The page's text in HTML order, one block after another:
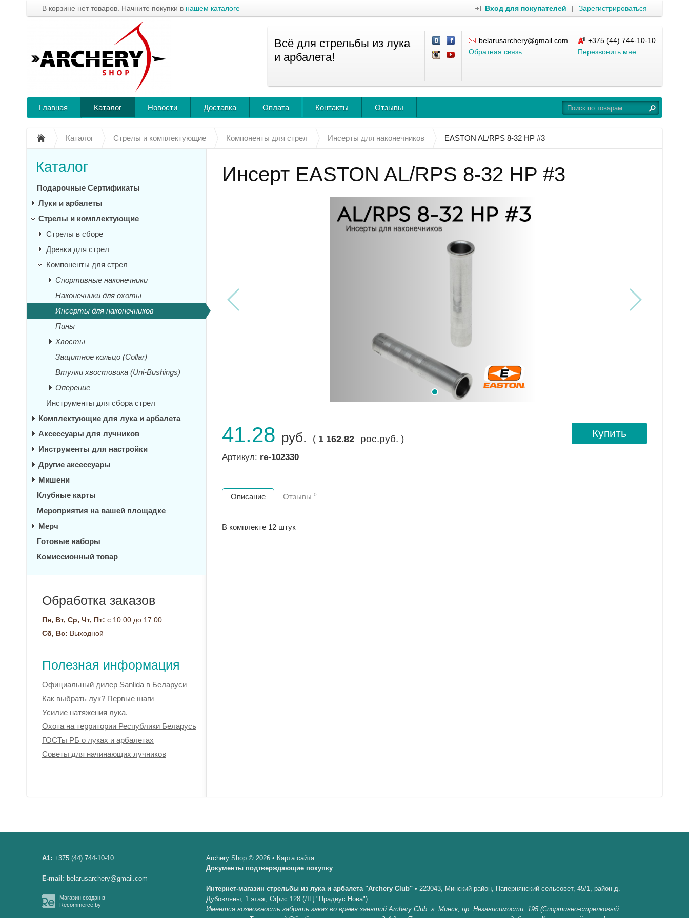
В корзине нет товаров. Начните покупки в нашем каталоге Вход для покупателей | Зарегистрироваться
Всё для стрельбы из лука
и арбалета!
belarusarchery@gmail.com
Обратная связь
+375 (44) 744-10-10
Перезвонить мне
Главная Каталог Новости Доставка Оплата Контакты Отзывы
Каталог Стрелы и комплектующие Компоненты для стрел Инсерты для наконечников EASTON AL/RPS 8-32 HP #3
Инсерт EASTON AL/RPS 8-32 HP #3
41.28 руб. ( 1 162.82 рос.руб. )
Артикул: re-102330
Купить
Описание Отзывы 0
В комплекте 12 штук
Каталог
Подарочные Сертификаты
Луки и арбалеты
Стрелы и комплектующие
Стрелы в сборе
Древки для стрел
Компоненты для стрел
Спортивные наконечники
Наконечники для охоты
Инсерты для наконечников
Пины
Хвосты
Защитное кольцо (Collar)
Втулки хвостовика (Uni-Bushings)
Оперение
Инструменты для сбора стрел
Комплектующие для лука и арбалета
Аксессуары для лучников
Инструменты для настройки
Другие аксессуары
Мишени
Клубные карты
Мероприятия на вашей площадке
Мерч
Готовые наборы
Комиссионный товар
Обработка заказов
Пн, Вт, Ср, Чт, Пт: с 10:00 до 17:00
Сб, Вс: Выходной
Полезная информация
Официальный дилер Sanlida в Беларуси
Как выбрать лук? Первые шаги
Усилие натяжения лука.
Охота на территории Республики Беларусь
ГОСТы РБ о луках и арбалетах
Советы для начинающих лучников
A1: +375 (44) 744-10-10
E-mail: belarusarchery@gmail.com
Магазин создан в
Recommerce.by
Archery Shop © 2026 • Карта сайта
Документы подтверждающие покупку
Интернет-магазин стрельбы из лука и арбалета "Archery Club" • 223043, Минский район, Папернянский сельсовет, 45/1, район д.
Дубовляны, 1 этаж, Офис 128 (ЛЦ "Прадиус Нова")
Имеется возможность забрать заказ во время занятий Archery Club: г. Минск, пр. Независимости, 195 (Спортивно-стрелковый